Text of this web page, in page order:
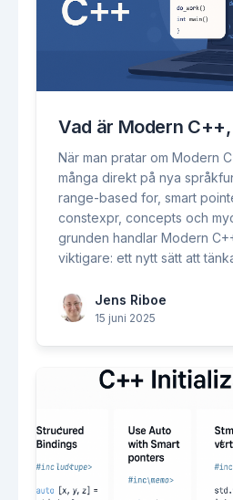
Vad är Modern
När man pratar om Modern
många direkt på nya
range-based for, smart
constexpr, concepts och
grunden handlar Modern
viktigare: ett nytt sätt att
Jens Riboe
15 juni 2025